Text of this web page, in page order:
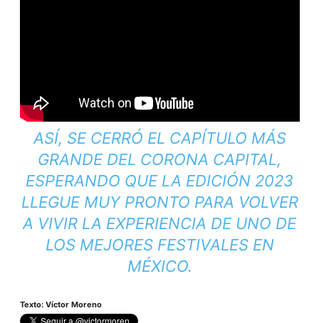
ASÍ, SE CERRÓ EL CAPÍTULO MÁS
GRANDE DEL CORONA CAPITAL,
ESPERANDO QUE LA EDICIÓN 2023
LLEGUE MUY PRONTO PARA VOLVER
A VIVIR LA EXPERIENCIA DE UNO DE
LOS MEJORES FESTIVALES EN
MÉXICO.
Texto: Víctor Moreno